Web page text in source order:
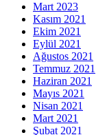
Mart 2023
Kasım 2021
Ekim 2021
Eylül 2021
Ağustos 2021
Temmuz 2021
Haziran 2021
Mayıs 2021
Nisan 2021
Mart 2021
Şubat 2021